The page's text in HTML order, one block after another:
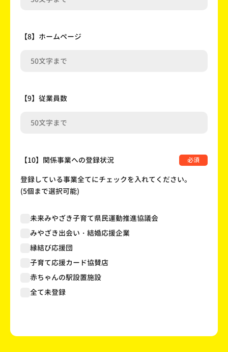
【8】ホームページ
【9】従業員数
【10】関係事業への登録状況 必須
登録している事業全てにチェックを入れてください。
(5個まで選択可能)
未来みやざき子育て県民運動推進協議会
みやざき出会い・結婚応援企業
縁結び応援団
子育て応援カード協賛店
赤ちゃんの駅設置施設
全て未登録